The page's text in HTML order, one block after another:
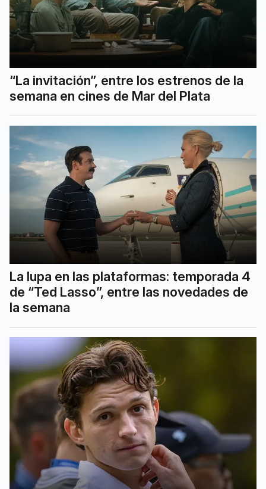
“La invitación”, entre los estrenos de la
semana en cines de Mar del Plata
La lupa en las plataformas: temporada 4
de “Ted Lasso”, entre las novedades de
la semana